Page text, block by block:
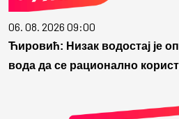
06. 08. 2026 09:00
Ћировић: Низак водостај је
вода да се рационално